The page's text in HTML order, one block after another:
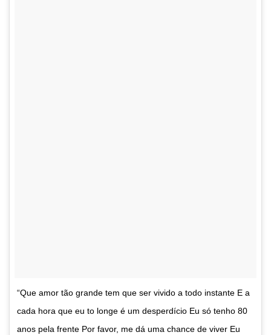
“Que amor tão grande tem que ser vivido a todo instante E a
cada hora que eu to longe é um desperdício Eu só tenho 80
anos pela frente Por favor, me dá uma chance de viver Eu